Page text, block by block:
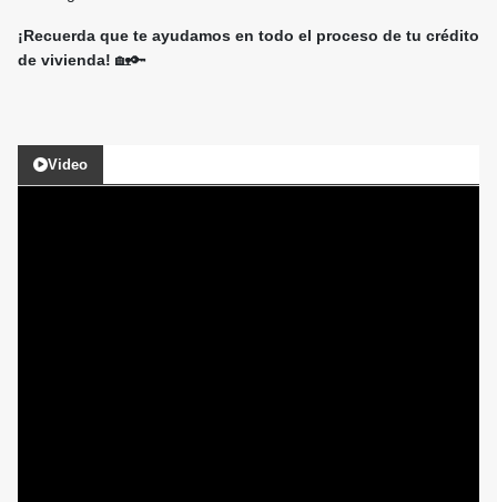
¡Recuerda que te ayudamos en todo el proceso de tu crédito
de vivienda! 🏡🔑
Video